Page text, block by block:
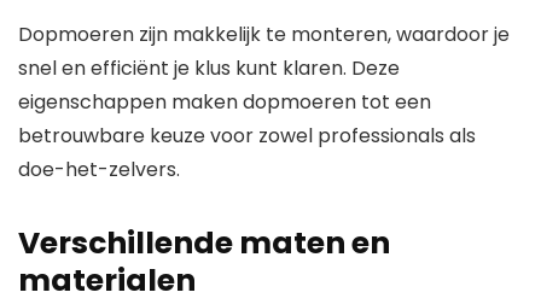
Dopmoeren zijn makkelijk te monteren, waardoor je
snel en efficiënt je klus kunt klaren. Deze
eigenschappen maken dopmoeren tot een
betrouwbare keuze voor zowel professionals als
doe-het-zelvers.
Verschillende maten en
materialen